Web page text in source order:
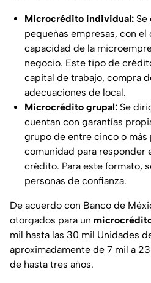
Microcrédito individual: Se
pequeñas empresas, con
capacidad de la
negocio. Este tipo de
capital de trabajo, compra
adecuaciones de local.
Microcrédito grupal: Se
cuentan con garantías
grupo de entre cinco o más
comunidad para responder
crédito. Para este formato,
personas de confianza.
De acuerdo con Banco de
otorgados para un
mil hasta las 30 mil Unidades
aproximadamente de 7 mil a
de hasta tres años.